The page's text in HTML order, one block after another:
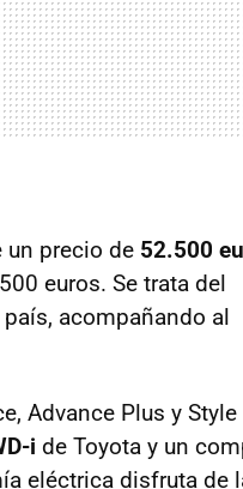
un precio de 52.500
euros. Se trata del
acompañando al
Advance Plus y Style
i de Toyota y un
eléctrica disfruta de